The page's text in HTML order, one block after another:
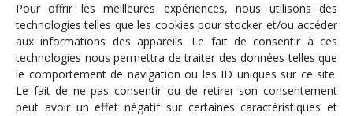
Pour offrir les meilleures expériences, nous utilisons des
technologies telles que les cookies pour stocker et/ou accéder
aux informations des appareils. Le fait de consentir à ces
technologies nous permettra de traiter des données telles que
le comportement de navigation ou les ID uniques sur ce site.
Le fait de ne pas consentir ou de retirer son consentement
peut avoir un effet négatif sur certaines caractéristiques et
Radio Judaica Strasbourg
Tous droits réservés